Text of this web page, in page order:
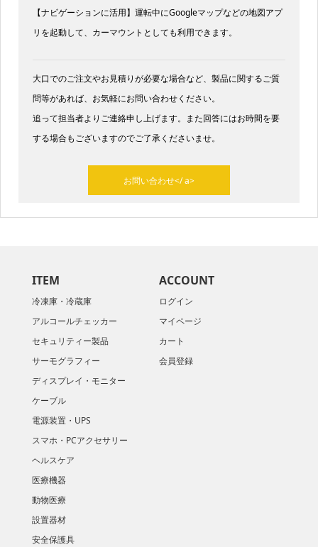
【ナビゲーションに活用】運転中にGoogleマップなどの地図アプ
リを起動して、カーマウントとしても利用できます。
大口でのご注文やお見積りが必要な場合など、製品に関するご質
問等があれば、お気軽にお問い合わせください。
追って担当者よりご連絡申し上げます。また回答にはお時間を要
する場合もございますのでご了承くださいませ。​
お問い合わせ</ a>
ITEM
冷凍庫・冷蔵庫
アルコールチェッカー
セキュリティー製品
サーモグラフィー
ディスプレイ・モニター
ケーブル
電源装置・UPS
スマホ・PCアクセサリー
ヘルスケア
医療機器
動物医療
設置器材
安全保護具
ACCOUNT
ログイン
マイページ
カート
会員登録